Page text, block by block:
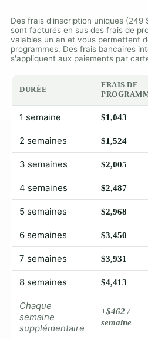
Des frais d'inscription uniques
sont facturés en sus des frais de
valables un an et vous permettent
programmes. Des frais bancaires
s'appliquent aux paiements par
DURÉE
FRAIS DE
1 semaine $1,043
2 semaines $1,524
3 semaines $2,005
4 semaines $2,487
5 semaines $2,968
6 semaines $3,450
7 semaines $3,931
8 semaines $4,413
Chaque
semaine
supplémentaire
+$462 /
semaine